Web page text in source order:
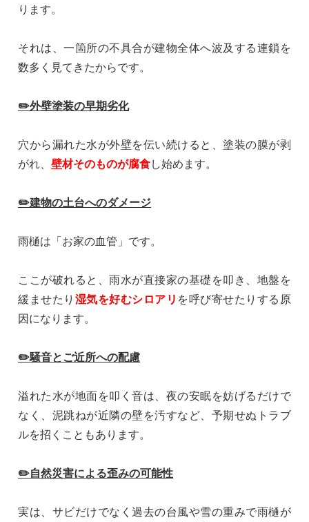
ります。
それは、一箇所の不具合が建物全体へ波及する連鎖を
数多く見てきたからです。
✏️外壁塗装の早期劣化
穴から漏れた水が外壁を伝い続けると、塗装の膜が剥
がれ、 壁材そのものが腐食し始めます。
✏️建物の土台へのダメージ
雨樋は「お家の血管」です。
ここが破れると、雨水が直接家の基礎を叩き、地盤を
緩ませたり 湿気を好むシロアリ を呼び寄せたりする原
因になります。
✏️騒音とご近所への配慮
溢れた水が地面を叩く音は、夜の安眠を妨げるだけで
なく、泥跳ねが近隣の壁を汚すなど、予期せぬトラブ
ルを招くこともあります。
✏️自然災害による歪みの可能性
実は、サビだけでなく過去の台風や雪の重みで雨樋が